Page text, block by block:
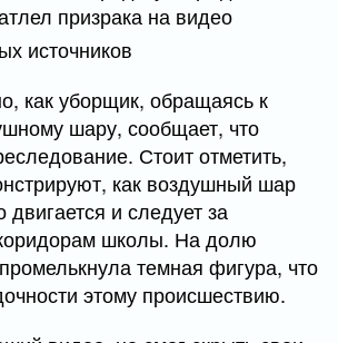
источников
как уборщик, обращаясь к
шару, сообщает, что
Стоит отметить,
как воздушный шар
двигается и следует за
школы. На долю
темная фигура, что
этому происшествию.